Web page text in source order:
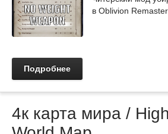
в Oblivion
Подробнее
4к карта мира /